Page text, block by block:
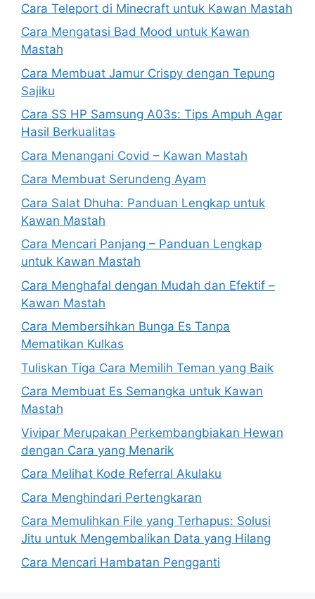
Cara Teleport di Minecraft untuk Kawan Mastah
Cara Mengatasi Bad Mood untuk Kawan
Mastah
Cara Membuat Jamur Crispy dengan Tepung
Sajiku
Cara SS HP Samsung A03s: Tips Ampuh Agar
Hasil Berkualitas
Cara Menangani Covid – Kawan Mastah
Cara Membuat Serundeng Ayam
Cara Salat Dhuha: Panduan Lengkap untuk
Kawan Mastah
Cara Mencari Panjang – Panduan Lengkap
untuk Kawan Mastah
Cara Menghafal dengan Mudah dan Efektif –
Kawan Mastah
Cara Membersihkan Bunga Es Tanpa
Mematikan Kulkas
Tuliskan Tiga Cara Memilih Teman yang Baik
Cara Membuat Es Semangka untuk Kawan
Mastah
Vivipar Merupakan Perkembangbiakan Hewan
dengan Cara yang Menarik
Cara Melihat Kode Referral Akulaku
Cara Menghindari Pertengkaran
Cara Memulihkan File yang Terhapus: Solusi
Jitu untuk Mengembalikan Data yang Hilang
Cara Mencari Hambatan Pengganti